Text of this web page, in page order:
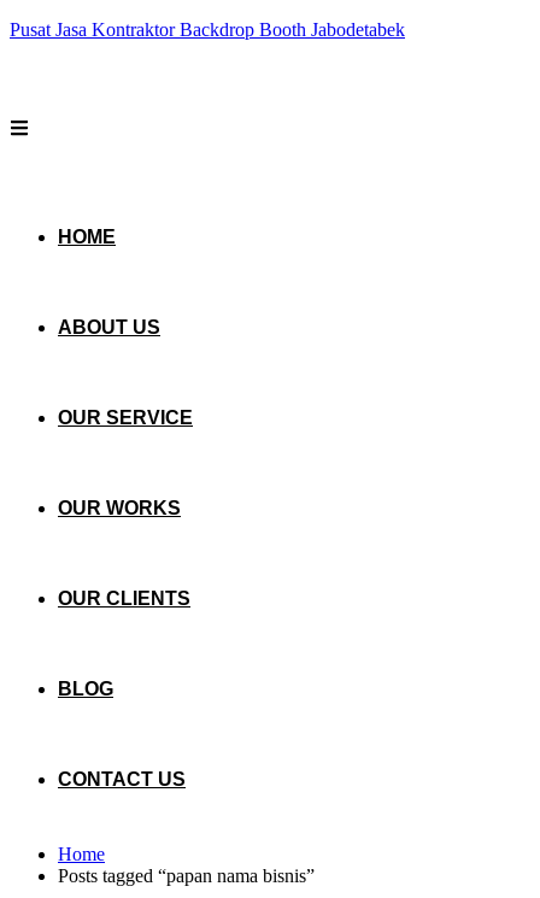
Pusat Jasa Kontraktor Backdrop Booth Jabodetabek
HOME
ABOUT US
OUR SERVICE
OUR WORKS
OUR CLIENTS
BLOG
CONTACT US
Home
Posts tagged “papan nama bisnis”